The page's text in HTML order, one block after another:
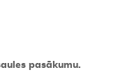
pasākumu.